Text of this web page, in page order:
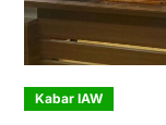
Kabar IAW